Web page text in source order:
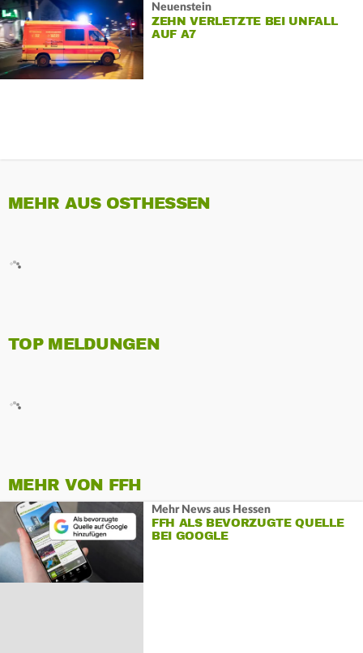
Neuenstein
ZEHN VERLETZTE BEI UNFALL
AUF A7
MEHR AUS OSTHESSEN
TOP MELDUNGEN
MEHR VON FFH
Mehr News aus Hessen
FFH ALS BEVORZUGTE QUELLE
BEI GOOGLE